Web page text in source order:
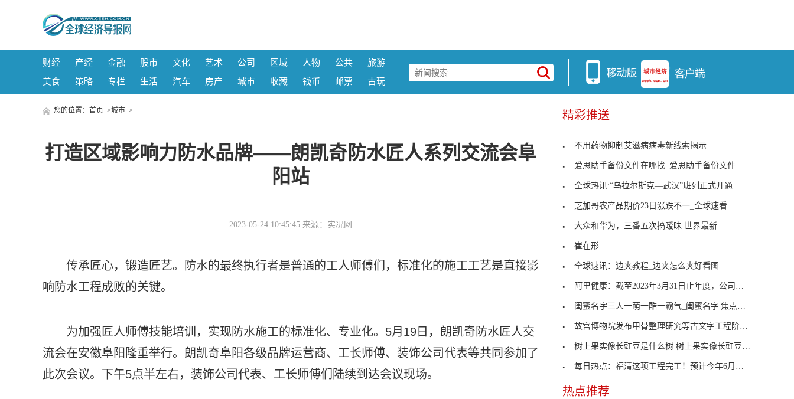
财经 产经 金融 股市 文化 艺术 公司 区域 人物 公共
旅游
美食
策略 专栏 生活 汽车 房产 城市 收藏 钱币 邮票 古玩
您的位置： 首页 >城市 >
打造区域影响力防水品牌——朗凯奇防水匠人系列交流会阜
阳站
2023-05-24 10:45:45 来源：实况网
传承匠心，锻造匠艺。防水的最终执行者是普通的工人师傅们，标准化的施工工艺是直接影
响防水工程成败的关键。
为加强匠人师傅技能培训，实现防水施工的标准化、专业化。5月19日，朗凯奇防水匠人交
流会在安徽阜阳隆重举行。朗凯奇阜阳各级品牌运营商、工长师傅、装饰公司代表等共同参加了
此次会议。下午5点半左右，装饰公司代表、工长师傅们陆续到达会议现场。
精彩推送
不用药物抑制艾滋病病毒新线索揭示
爱思助手备份文件在哪找_爱思助手备份文件在_环球要
全球热讯:“乌拉尔斯克—武汉”班列正式开通
芝加哥农产品期价23日涨跌不一_全球速看
大众和华为，三番五次搞暧昧 世界最新
崔在形
全球速讯：边夹教程_边夹怎么夹好看图
阿里健康：截至2023年3月31日止年度，公司净利润5.3
闺蜜名字三人一萌一酷一霸气_闺蜜名字|焦点精选
故宫博物院发布甲骨整理研究等古文字工程阶段成果
树上果实像长豇豆是什么树 树上果实像长豇豆是什么
每日热点：福清这项工程完工！预计今年6月份投入运
热点推荐